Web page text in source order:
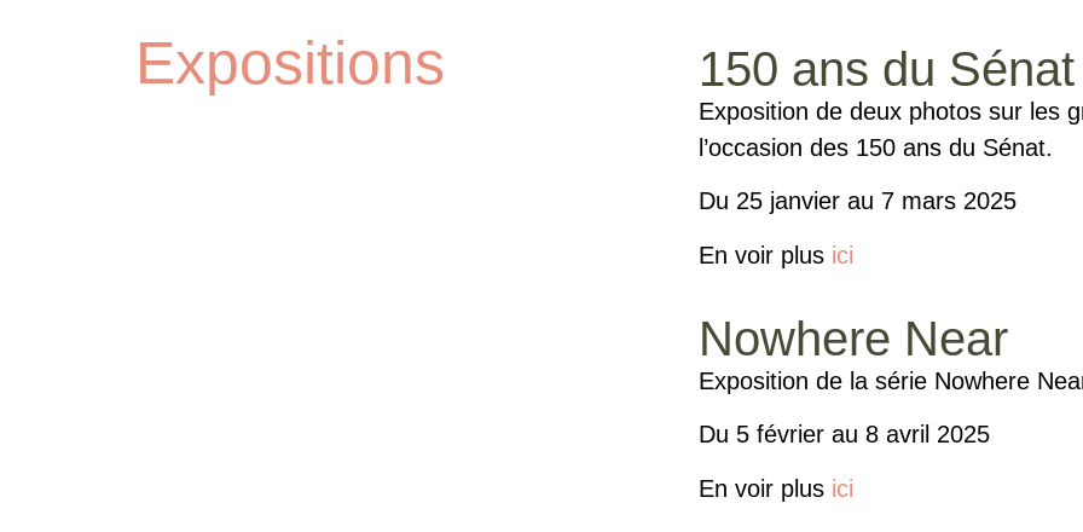
Expositions 150 ans du Sénat
Exposition de deux photos sur les
l’occasion des 150 ans du Sénat.
Du 25 janvier au 7 mars 2025
En voir plus ici
Nowhere Near
Exposition de la série Nowhere
Du 5 février au 8 avril 2025
En voir plus ici